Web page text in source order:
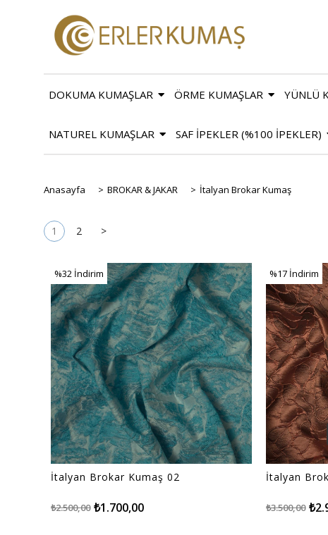
DOKUMA KUMAŞLAR ÖRME KUMAŞLAR YÜNLÜ
NATUREL KUMAŞLAR SAF İPEKLER (%100 İPEKLER)
Anasayfa > BROKAR & JAKAR > İtalyan Brokar Kumaş
1 2 >
İtalyan Brokar Kumaş 02
₺1.700,00
₺2.500,00
%32 İndirim
%32İndirim
İtalyan
₺3.500,00
%17 İndirim
%17İndirim